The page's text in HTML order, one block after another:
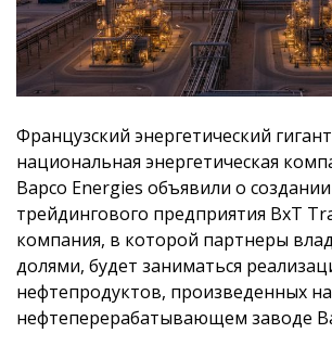
Французский энергетический
национальная энергетическая
Bapco Energies объявили о
трейдингового предприятия BxT
компания, в которой партнеры
долями, будет заниматься
нефтепродуктов, произведенных на
нефтеперерабатывающем заводе